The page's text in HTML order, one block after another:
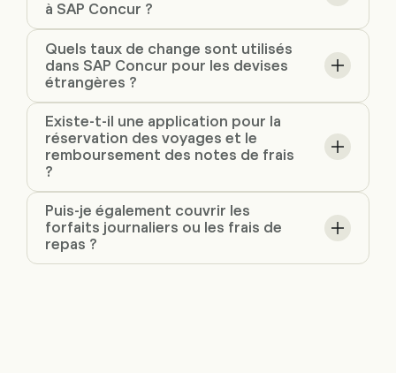
à SAP Concur ?
Quels taux de change sont utilisés
dans SAP Concur pour les devises
étrangères ?
Existe-t-il une application pour la
réservation des voyages et le
remboursement des notes de frais
?
Puis-je également couvrir les
forfaits journaliers ou les frais de
repas ?